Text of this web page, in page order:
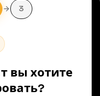
3
вы хотите